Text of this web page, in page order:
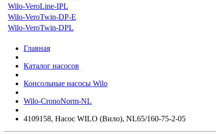
Wilo-VeroLine-IPL
Wilo-VeroTwin-DP-E
Wilo-VeroTwin-DPL
Главная
Каталог насосов
Консольные насосы Wilo
Wilo-CronoNorm-NL
4109158, Насос WILO (Вило), NL65/160-75-2-05